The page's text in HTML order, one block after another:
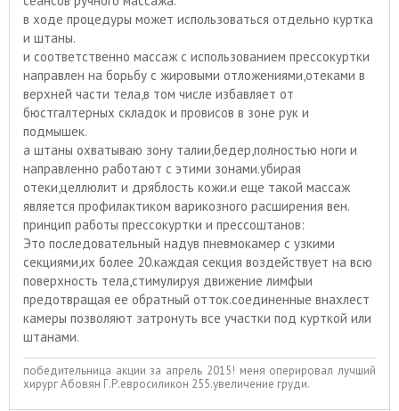
в ходе процедуры может использоваться отдельно куртка
и штаны.
и соответственно массаж с использованием прессокуртки
направлен на борьбу с жировыми отложениями,отеками в
верхней части тела,в том числе избавляет от
бюстгалтерных складок и провисов в зоне рук и
подмышек.
а штаны охватываю зону талии,бедер,полностью ноги и
направленно работают с этими зонами.убирая
отеки,целлюлит и дряблость кожи.и еще такой массаж
является профилактиком варикозного расширения вен.
принцип работы прессокуртки и прессоштанов:
Это последовательный надув пневмокамер с узкими
секциями,их более 20.каждая секция воздействует на всю
поверхность тела,стимулируя движение лимфыи
предотвращая ее обратный отток.соединенные внахлест
камеры позволяют затронуть все участки под курткой или
штанами.
победительница акции за апрель 2015! меня оперировал лучший
хирург Абовян Г.Р.евросиликон 255.увеличение груди.